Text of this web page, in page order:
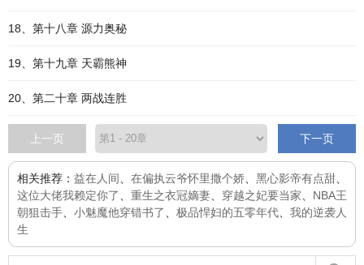
18、第十八章 源力奥秘
19、第十九章 天霸熊神
20、第二十章 两战连胜
上一页 下一页
相关推荐： 益在人间 在偏执云爷怀里撒个娇 黑心影帝有点甜
这位大佬我赖定你了
重生之衣冠嫡妻 穿越之妃要当家
NBA王
朝狙击手
小魅魔他穿错书了 极品悍妇的五零年代
我的逆袭人
生